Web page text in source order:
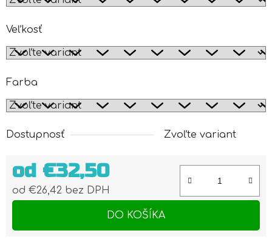
Veľkosť
Farba
Dostupnosť Zvoľte variant
od €32,50
od €26,42 bez DPH
DO KOŠÍKA